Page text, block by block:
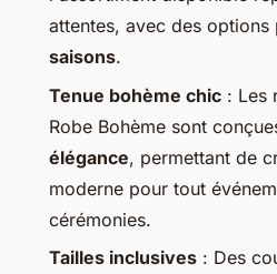
attentes, avec des options
saisons.
Tenue bohème chic : Les
Robe Bohème sont
élégance, permettant de
moderne pour tout
cérémonies.
Tailles inclusives : Des